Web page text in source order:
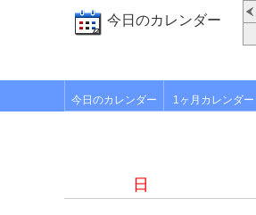
今日のカレンダー
今日のカレンダー 1ヶ月カレンダー
日